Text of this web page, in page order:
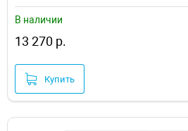
В наличии
13 270 р.
Купить